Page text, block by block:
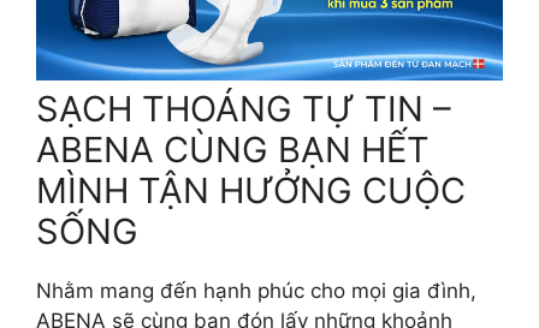
SẠCH THOÁNG TỰ TIN –
ABENA CÙNG BẠN HẾT
MÌNH TẬN HƯỞNG CUỘC
SỐNG
Nhằm mang đến hạnh phúc cho mọi gia đình,
ABENA sẽ cùng bạn đón lấy những khoảnh